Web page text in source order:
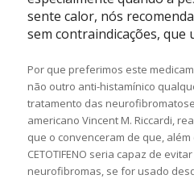
sente calor, nós
sem contraindicações, que
Por que preferimos este
não outro anti-histamínico
tratamento das
americano Vincent M. Riccardi,
que o convenceram de que,
CETOTIFENO seria capaz de
neurofibromas, se for usado